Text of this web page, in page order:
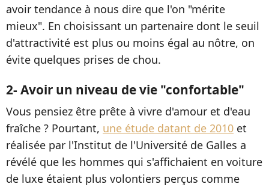
avoir tendance à nous dire que l'on "mérite
mieux". En choisissant un partenaire dont le seuil
d'attractivité est plus ou moins égal au nôtre, on
évite quelques prises de chou.
2- Avoir un niveau de vie "confortable"
Vous pensiez être prête à vivre d'amour et d'eau
fraîche ? Pourtant, une étude datant de 2010 et
réalisée par l'Institut de l'Université de Galles a
révélé que les hommes qui s'affichaient en voiture
de luxe étaient plus volontiers perçus comme